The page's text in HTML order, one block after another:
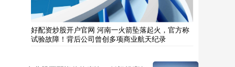
好配资炒股开户官网 河南一火箭坠落起火，官方称
试验故障！背后公司曾创多项商业航天纪录